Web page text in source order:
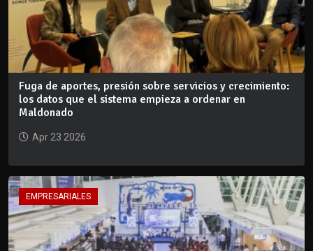
Fuga de aportes, presión sobre servicios y crecimiento:
los datos que el sistema empieza a ordenar en
Maldonado
Apr 23 2026
EMPRESARIALES